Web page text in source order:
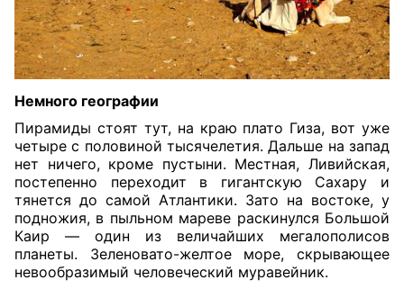
Немного географии
Пирамиды стоят тут, на краю плато Гиза, вот уже
четыре с половиной тысячелетия. Дальше на запад
нет ничего, кроме пустыни. Местная, Ливийская,
постепенно переходит в гигантскую Сахару и
тянется до самой Атлантики. Зато на востоке, у
подножия, в пыльном мареве раскинулся Большой
Каир — один из величайших мегалополисов
планеты. Зеленовато-желтое море, скрывающее
невообразимый человеческий муравейник.